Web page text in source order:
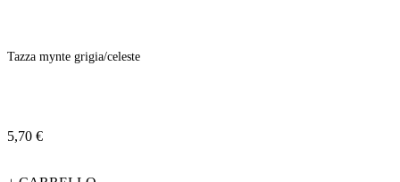
Tazza mynte grigia/celeste
5,70 €